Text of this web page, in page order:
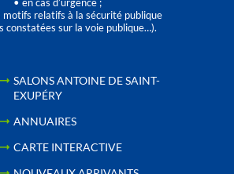
motifs relatifs à la sécurité publique
constatées sur la voie publique…).
SALONS ANTOINE DE SAINT-
EXUPÉRY
ANNUAIRES
CARTE INTERACTIVE